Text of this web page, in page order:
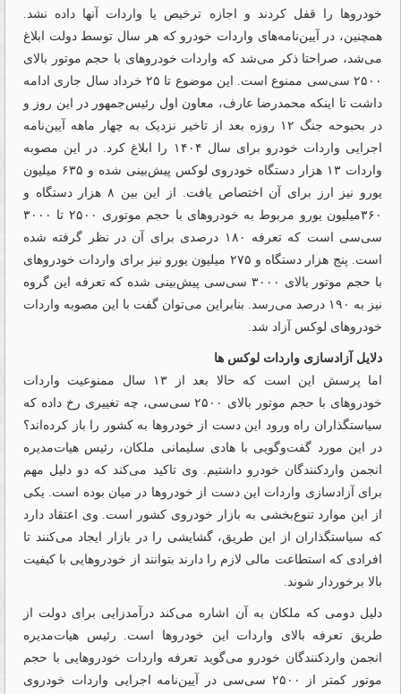
خودروها را قفل کردند و اجازه ترخیص یا واردات آنها داده نشد.
همچنین، در آیین‌‌‌نامه‌های واردات خودرو که هر سال توسط دولت ابلاغ
می‌شد، صراحتا ذکر می‌شد که واردات خودروهای با حجم موتور بالای
۲۵۰۰ سی‌‌‌سی ممنوع است. این موضوع تا ۲۵ خرداد سال جاری ادامه
داشت تا اینکه محمدرضا عارف، معاون اول رئیس‌جمهور در این روز و
در بحبوحه جنگ ۱۲ روزه بعد از تاخیر نزدیک به چهار ماهه آیین‌‌‌نامه
اجرایی واردات خودرو برای سال ۱۴۰۴ را ابلاغ کرد. در این مصوبه
واردات ۱۳ هزار دستگاه خودروی لوکس پیش‌‌‌بینی شده و ۶۳۵ میلیون
یورو نیز ارز برای آن اختصاص یافت. از این بین ۸ هزار دستگاه و
۳۶۰میلیون یورو مربوط به خودروهای با حجم موتوری ۲۵۰۰ تا ۳۰۰۰
سی‌‌‌سی است که تعرفه ۱۸۰ درصدی برای آن در نظر گرفته شده
است. پنج هزار دستگاه و ۲۷۵ میلیون یورو نیز برای واردات خودروهای
با حجم موتور بالای ۳۰۰۰ سی‌‌‌سی پیش‌‌‌بینی شده که تعرفه این گروه
نیز به ۱۹۰ درصد می‌‌‌رسد. بنابراین می‌توان گفت با این مصوبه واردات
خودروهای لوکس آزاد شد.
دلایل آزادسازی واردات لوکس ها
اما پرسش این است که حالا بعد از ۱۳ سال ممنوعیت واردات
خودروهای با حجم موتور بالای ۲۵۰۰ سی‌‌‌سی، چه تغییری رخ داده که
سیاستگذاران راه ورود این دست از خودروها به کشور را باز کرده‌‌‌اند؟
در این مورد گفت‌وگویی با هادی سلیمانی ملکان، رئیس هیات‌مدیره
انجمن واردکنندگان خودرو داشتیم. وی تاکید می‌‌‌کند که دو دلیل مهم
برای آزادسازی واردات این دست از خودروها در میان بوده است. یکی
از این موارد تنوع‌‌‌بخشی به بازار خودروی کشور است. وی اعتقاد دارد
که سیاستگذاران از این طریق، گشایشی را در بازار ایجاد می‌‌‌کنند تا
افرادی که استطاعت مالی لازم را دارند بتوانند از خودروهایی با کیفیت
بالا برخوردار شوند.
دلیل دومی که ملکان به آن اشاره می‌‌‌کند درآمدزایی برای دولت از
طریق تعرفه بالای واردات این خودروها است. رئیس هیات‌مدیره
انجمن واردکنندگان خودرو می‌گوید تعرفه واردات خودروهایی با حجم
موتور کمتر از ۲۵۰۰ سی‌‌‌سی در آیین‌‌‌نامه اجرایی واردات خودروی